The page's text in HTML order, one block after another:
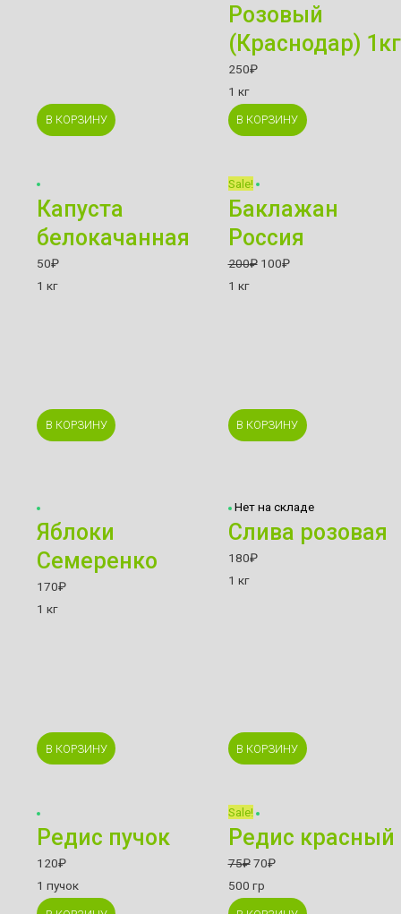
В КОРЗИНУ
Розовый
(Краснодар) 1кг
250₽
1 кг
В КОРЗИНУ
Капуста
белокачанная
50₽
1 кг
В КОРЗИНУ
Sale!
Баклажан
Россия
200₽ 100₽
1 кг
В КОРЗИНУ
Яблоки
Семеренко
170₽
1 кг
В КОРЗИНУ
Нет на складе
Слива розовая
180₽
1 кг
В КОРЗИНУ
Редис пучок
120₽
1 пучок
Sale!
Редис красный
75₽ 70₽
500 гр